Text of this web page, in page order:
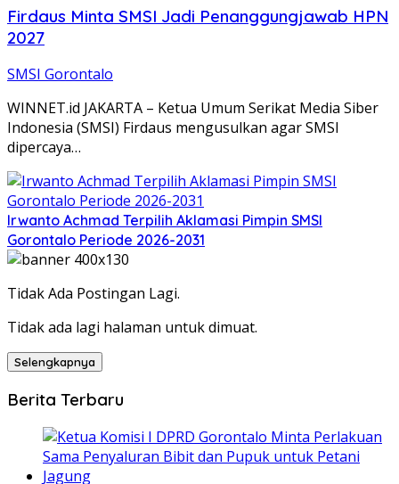
Firdaus Minta SMSI Jadi Penanggungjawab HPN
2027
SMSI Gorontalo
WINNET.id JAKARTA – Ketua Umum Serikat Media Siber
Indonesia (SMSI) Firdaus mengusulkan agar SMSI
dipercaya…
Irwanto Achmad Terpilih Aklamasi Pimpin SMSI
Gorontalo Periode 2026-2031
Tidak Ada Postingan Lagi.
Tidak ada lagi halaman untuk dimuat.
Selengkapnya
Berita Terbaru